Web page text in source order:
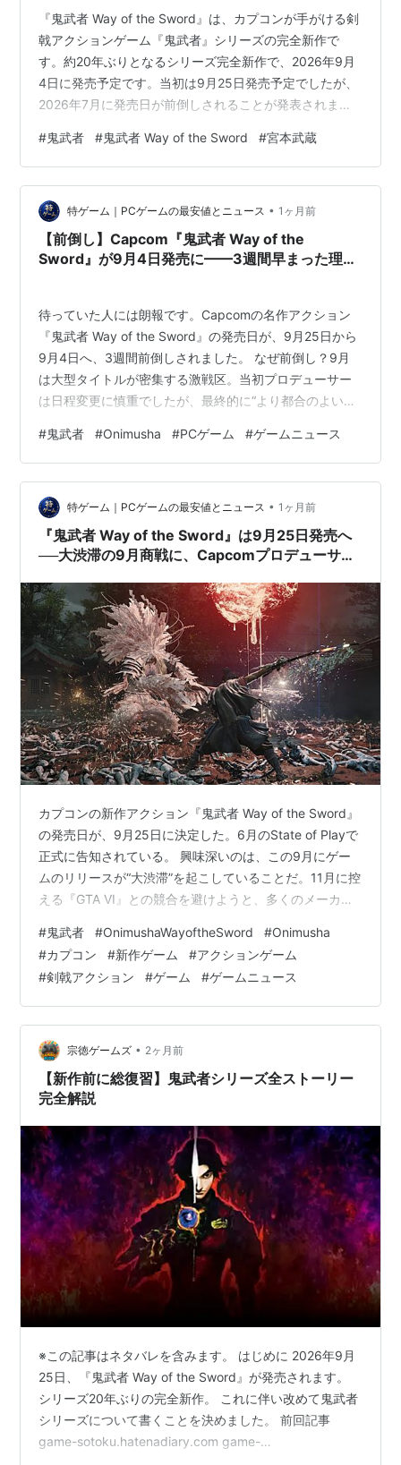
『鬼武者 Way of the Sword』は、カプコンが手がける剣
戟アクションゲーム『鬼武者』シリーズの完全新作で
す。約20年ぶりとなるシリーズ完全新作で、2026年9月
4日に発売予定です。当初は9月25日発売予定でしたが、
2026年7月に発売日が前倒しされることが発表されまし
本を代表する剣豪宮本武蔵です。 鬼の篭手（おにのこ
て）を手にした武蔵が、幻魔が跋扈する京都を舞台に壮
絶な戦いへ身を投じます。歴史上の人物を『鬼武者』な
らではの世界観で描く、新たな物語が展開されます。 ■
「斬る」ことを追求した剣戟アクション 本作では、一撃
一撃の重…
#鬼武者 #鬼武者 Way of the Sword #宮本武蔵
特ゲーム｜PCゲームの最安値とニュース • 1ヶ月前
【前倒し】Capcom『鬼武者 Way of the
Sword』が9月4日発売に——3週間早まった理由
待っていた人には朗報です。Capcomの名作アクション
『鬼武者 Way of the Sword』の発売日が、9月25日から
9月4日へ、3週間前倒しされました。 なぜ前倒し？9月
は大型タイトルが密集する激戦区。当初プロデューサー
は日程変更に慎重でしたが、最終的に“より都合のよい
『ドラゴンクエストXI S（Definitive Edition）』『Silent
Hill Townfall』などが並んでおり、競合を避けた形と見ら
れます。 注意点前倒しに伴い、Switch 2のデジタル予約
は一度キャンセルされました。予約済みの方は再…
#鬼武者 #Onimusha #PCゲーム #ゲームニュース
特ゲーム｜PCゲームの最安値とニュース • 1ヶ月前
『鬼武者 Way of the Sword』は9月25日発売へ
──大渋滞の9月商戦に、Capcomプロデューサー
カプコンの新作アクション『鬼武者 Way of the Sword』
の発売日が、9月25日に決定した。6月のState of Playで
正式に告知されている。 興味深いのは、この9月にゲー
ムのリリースが“大渋滞”を起こしていることだ。11月に控
える『GTA VI』との競合を避けようと、多くのメーカー
下のタイトルが並ぶ激戦区となっている。 Control
Resonant ドラゴンクエストXI S 過ぎ去りし時を求めて
S（Definitive Edition） Hot Wheels Infinite Rush Silent
Hill Town…
#鬼武者 #OnimushaWayoftheSword #Onimusha
#カプコン #新作ゲーム #アクションゲーム
#剣戟アクション #ゲーム #ゲームニュース
宗徳ゲームズ • 2ヶ月前
【新作前に総復習】鬼武者シリーズ全ストーリー
完全解説
※この記事はネタバレを含みます。 はじめに 2026年9月
25日、『鬼武者 Way of the Sword』が発売されます。
シリーズ20年ぶりの完全新作。 これに伴い改めて鬼武者
シリーズについて書くことを決めました。 前回記事
game-sotoku.hatenadiary.com game-